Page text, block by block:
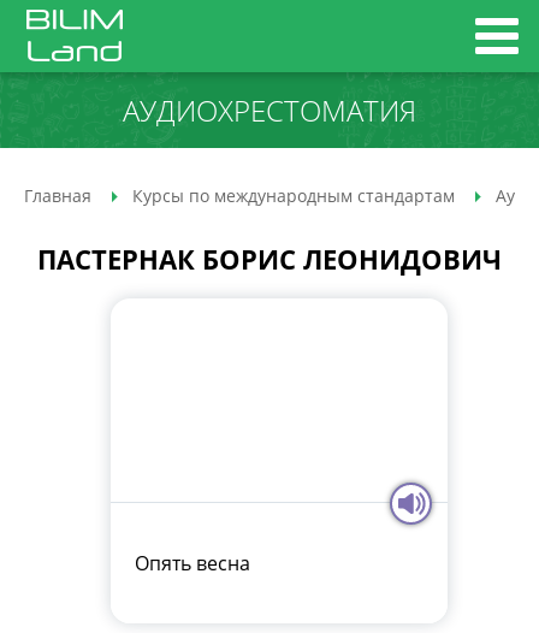
АУДИО­ХРЕСТОМАТИЯ
Главная Курсы по международным стандартам
ПАСТЕРНАК БОРИС ЛЕОНИДОВИЧ
Опять весна